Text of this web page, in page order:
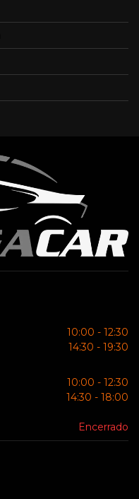
10:00 - 12:30
14:30 - 19:30
10:00 - 12:30
14:30 - 18:00
Encerrado